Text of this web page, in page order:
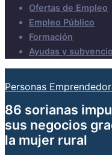
Ofertas de Empleo
Empleo Público
Formación
Ayudas y
Personas
86 sorianas
sus negocios
la mujer rural